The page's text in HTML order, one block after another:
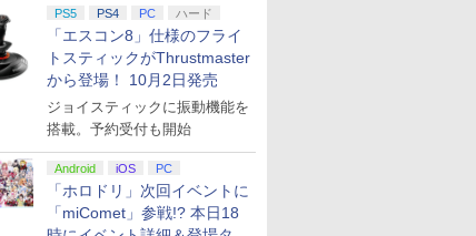
PS5 PS4 PC ハード
「エスコン8」仕様のフライ
トスティックがThrustmaster
から登場！ 10月2日発売
ジョイスティックに振動機能を
搭載。予約受付も開始
Android iOS PC
「ホロドリ」次回イベントに
「miComet」参戦!? 本日18